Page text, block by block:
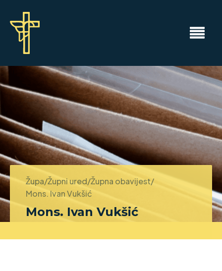
Župa/Župni ured/Župna obavijest/
Mons. Ivan Vukšić
Mons. Ivan Vukšić